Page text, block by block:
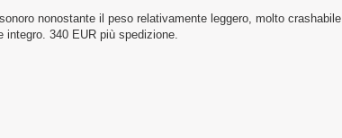
nonostante il peso relativamente leggero, molto crashabile
340 EUR più spedizione.